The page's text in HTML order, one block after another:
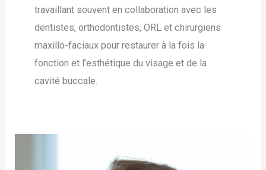
travaillant souvent en collaboration avec les
dentistes, orthodontistes, ORL et chirurgiens
maxillo-faciaux pour restaurer à la fois la
fonction et l’esthétique du visage et de la
cavité buccale.